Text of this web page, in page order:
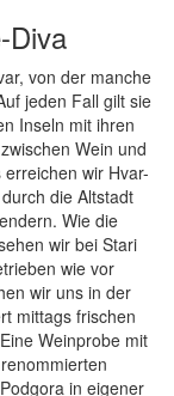
Diva
von der manche
jeden Fall gilt sie
Inseln mit ihren
Wein und
wir Hvar-
die Altstadt
Wie die
wir bei Stari
wie vor
wir uns in der
mittags frischen
Weinprobe mit
in eigener